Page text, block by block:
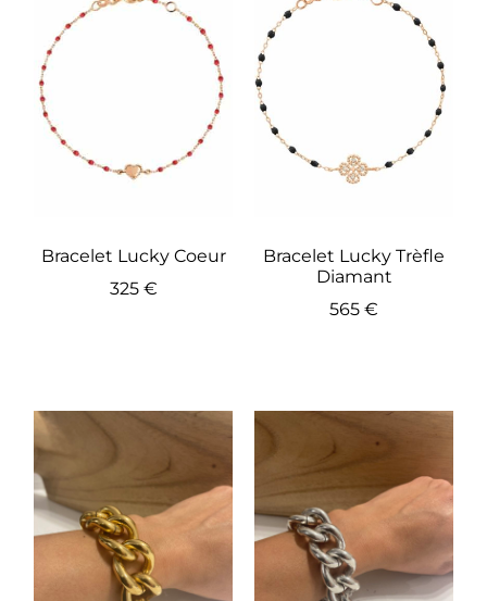
Bracelet Lucky Coeur
325 €
Bracelet Lucky Trèfle
Diamant
565 €